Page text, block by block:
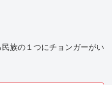
族の１つにチョンガーがい